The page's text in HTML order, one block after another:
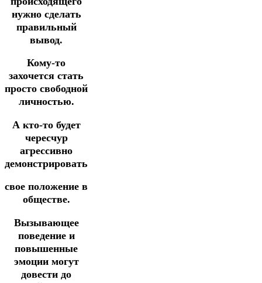
нужно сделать
правильный
вывод.
Кому-то
захочется стать
просто свободной
личностью.
А кто-то будет
чересчур
агрессивно
демонстрировать
свое положение в
обществе.
Вызывающее
поведение и
повышенные
эмоции могут
довести до